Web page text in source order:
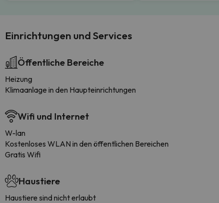
Einrichtungen und Services
Öffentliche Bereiche
Heizung
Klimaanlage in den Haupteinrichtungen
Wifi und Internet
W-lan
Kostenloses WLAN in den öffentlichen Bereichen
Gratis Wifi
Haustiere
Haustiere sind nicht erlaubt